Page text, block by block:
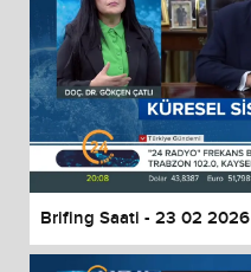
Brifing Saati - 23 02 2026